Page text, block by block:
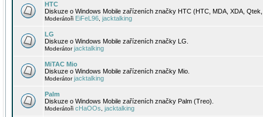
HTC
Diskuze o Windows Mobile zařízeních značky HTC (HTC, MDA, XDA,
Moderátoři EiFeL96 jacktalking
LG
Diskuze o Windows Mobile zařízeních značky LG.
Moderátorjacktalking
MiTAC Mio
Diskuze o Windows Mobile zařízeních značky Mio.
Moderátorjacktalking
Palm
Diskuze o Windows Mobile zařízeních značky Palm (Treo).
Moderátoři cHaOOs jacktalking